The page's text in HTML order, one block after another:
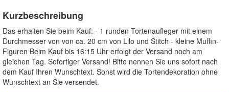
Kurzbeschreibung
Das erhalten Sie beim Kauf: - 1 runden Tortenaufleger mit einem
Durchmesser von von ca. 20 cm von Lilo und Stitch - kleine Muffin-
Figuren Beim Kauf bis 16:15 Uhr erfolgt der Versand noch am
gleichen Tag. Sofortiger Versand! Bitte nennen Sie uns sofort nach
dem Kauf Ihren Wunschtext. Sonst wird die Tortendekoration ohne
Wunschtext an Sie versendet.